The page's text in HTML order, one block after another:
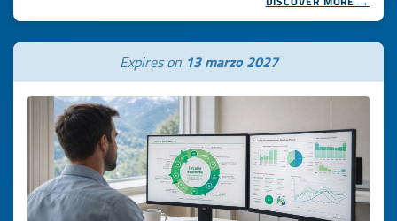
Expires on 13 marzo 2027